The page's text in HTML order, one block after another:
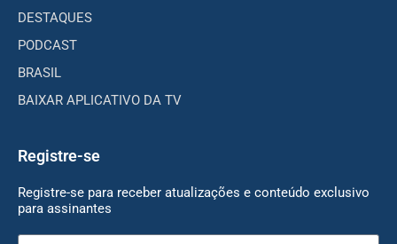
DESTAQUES
PODCAST
BRASIL
BAIXAR APLICATIVO DA TV
Registre-se
Registre-se para receber atualizações e conteúdo exclusivo
para assinantes